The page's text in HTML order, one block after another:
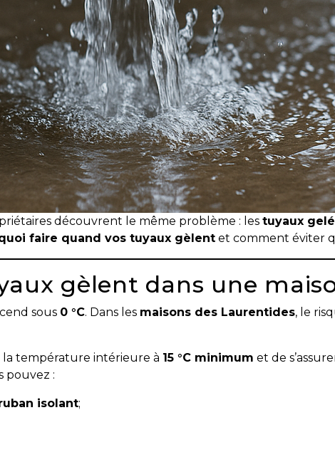
découvrent le même problème : les tuyaux
faire quand vos tuyaux gèlent et comment éviter
gèlent dans une
sous 0 °C. Dans les maisons des Laurentides, le
température intérieure à 15 °C minimum et de
pouvez :
isolant;